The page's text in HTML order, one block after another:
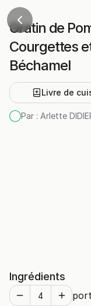
Gratin de
Courgettes
Béchamel
Livre de
Par : Arlette
Ingrédients